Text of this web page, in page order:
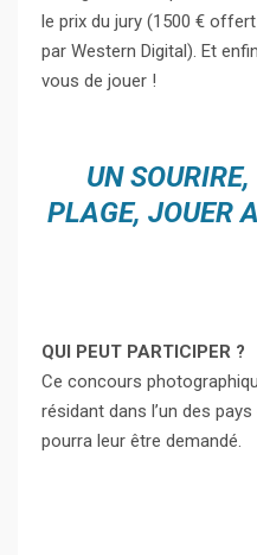
le prix du jury (1500 €
par Western Digital). Et
vous de jouer !
UN
PLAGE, JOUER
QUI PEUT PARTICIPER ?
Ce concours
résidant dans l’un des
pourra leur être demandé.